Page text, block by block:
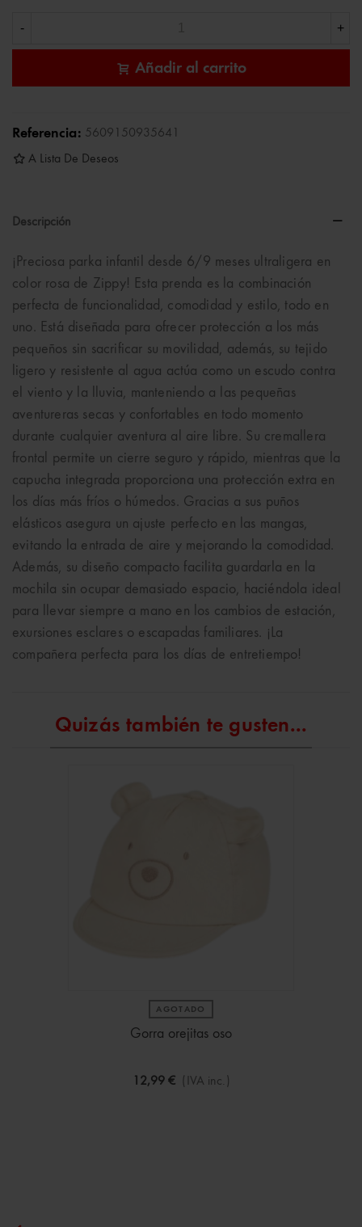
- +
Añadir al carrito
Referencia: 5609150935641
A Lista De Deseos
Descripción
¡Preciosa parka infantil desde 6/9 meses ultraligera en
color rosa de Zippy! Esta prenda es la combinación
perfecta de funcionalidad, comodidad y estilo, todo en
uno. Está diseñada para ofrecer protección a los más
pequeños sin sacrificar su movilidad, además, su tejido
ligero y resistente al agua actúa como un escudo contra
el viento y la lluvia, manteniendo a las pequeñas
aventureras secas y confortables en todo momento
durante cualquier aventura al aire libre. Su cremallera
frontal permite un cierre seguro y rápido, mientras que la
capucha integrada proporciona una protección extra en
los días más fríos o húmedos. Gracias a sus puños
elásticos asegura un ajuste perfecto en las mangas,
evitando la entrada de aire y mejorando la comodidad.
Además, su diseño compacto facilita guardarla en la
mochila sin ocupar demasiado espacio, haciéndola ideal
para llevar siempre a mano en los cambios de estación,
exursiones esclares o escapadas familiares. ¡La
compañera perfecta para los días de entretiempo!
Quizás también te gusten...
AGOTADO
Gorra orejitas oso
12,99 € (IVA inc.)